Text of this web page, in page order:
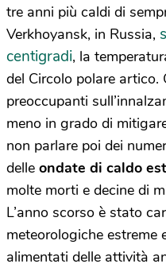
tre anni più caldi di
Verkhoyansk, in Russia,
centigradi, la
del Circolo polare artico.
preoccupanti
meno in grado di
non parlare poi dei
delle ondate di caldo
molte morti e decine di
L’anno scorso è stato
meteorologiche estreme
alimentati delle attività